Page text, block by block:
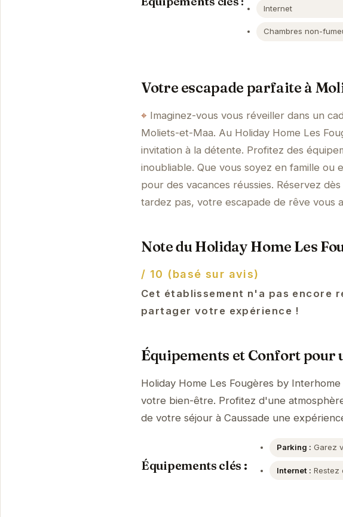
Internet
Chambres non-
Votre escapade parfaite à
Imaginez-vous vous réveiller dans un
Moliets-et-Maa. Au Holiday Home Les
invitation à la détente. Profitez des
inoubliable. Que vous soyez en famille
pour des vacances réussies. Réservez
tardez pas, votre escapade de rêve vous
Note du Holiday Home Les
/ 10 (basé sur avis)
Cet établissement n'a pas encore
partager votre expérience !
Équipements et Confort pour
Holiday Home Les Fougères by
votre bien-être. Profitez d'une
de votre séjour à Caussade une
Équipements clés :
Parking : Garez
Internet : Restez